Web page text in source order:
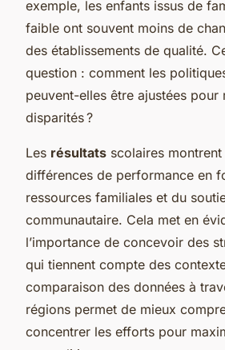
exemple, les enfants issus de
faible ont souvent moins de
des établissements de qualité.
question : comment les
peuvent-elles être ajustées pour
disparités ?
Les résultats scolaires
différences de performance en
ressources familiales et du
communautaire. Cela met en
l’importance de concevoir des
qui tiennent compte des
comparaison des données à
régions permet de mieux
concentrer les efforts pour